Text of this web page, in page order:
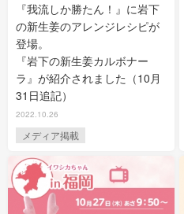
『我流しか勝たん！』に岩下
の新生姜のアレンジレシピが
登場。
『岩下の新生姜カルボナー
ラ』が紹介されました（10月
31日追記）
2022.10.26
メディア掲載